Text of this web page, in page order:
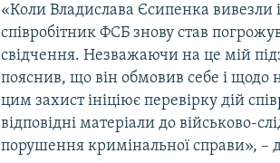
«Коли Владислава Єсипенка вивезли
співробітник ФСБ знову став
свідчення. Незважаючи на це мій
пояснив, що він обмовив себе і щодо
цим захист ініціює перевірку дій
відповідні матеріали до військово-
порушення кримінальної справи», –